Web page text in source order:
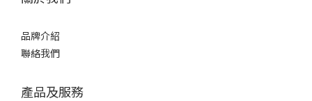
品牌介紹
聯絡我們
產品及服務